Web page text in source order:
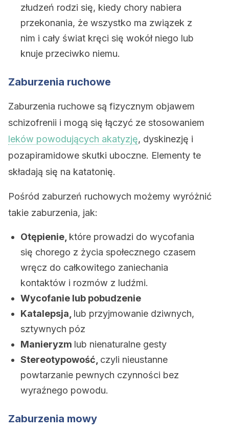
złudzeń rodzi się, kiedy chory nabiera
przekonania, że wszystko ma związek z
nim i cały świat kręci się wokół niego lub
knuje przeciwko niemu.
Zaburzenia ruchowe
Zaburzenia ruchowe są fizycznym objawem
schizofrenii i mogą się łączyć ze stosowaniem
leków powodujących akatyzję, dyskinezję i
pozapiramidowe skutki uboczne. Elementy te
składają się na katatonię.
Pośród zaburzeń ruchowych możemy wyróżnić
takie zaburzenia, jak:
Otępienie, które prowadzi do wycofania
się chorego z życia społecznego czasem
wręcz do całkowitego zaniechania
kontaktów i rozmów z ludźmi.
Wycofanie lub pobudzenie
Katalepsja, lub przyjmowanie dziwnych,
sztywnych póz
Manieryzm lub nienaturalne gesty
Stereotypowość, czyli nieustanne
powtarzanie pewnych czynności bez
wyraźnego powodu.
Zaburzenia mowy